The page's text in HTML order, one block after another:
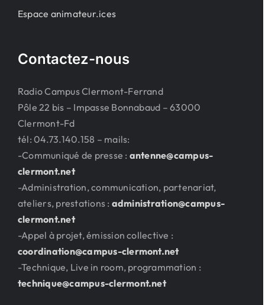
Espace animateur.ices
Contactez-nous
Radio Campus Clermont-Ferrand
Pôle 22 bis – Impasse Bonnabaud – 63000
Clermont-Fd
tél: 04.73.140.158 – mails:
-Communiqué de presse : antenne@campus-
clermont.net
-Administration, communication, partenariat,
ateliers, prestations : administration@campus-
clermont.net
-Appel à projet, émission collective :
coordination@campus-clermont.net
-Technique, Live in room, programmation :
technique@campus-clermont.net